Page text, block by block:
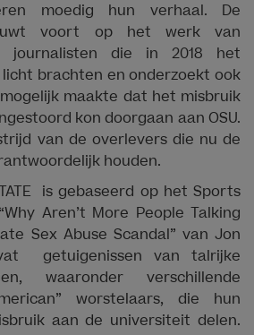
moedig hun verhaal. De
voort op het werk van
journalisten die in 2018 het
brachten en onderzoekt ook
maakte dat het misbruik
kon doorgaan aan OSU.
van de overlevers die nu de
houden.
is gebaseerd op het Sports
Aren’t More People Talking
Sex Abuse Scandal” van Jon
getuigenissen van talrijke
waaronder verschillende
worstelaars, die hun
aan de universiteit delen.